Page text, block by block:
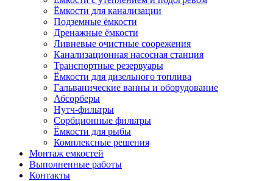
Ёмкости для канализации
Подземные ёмкости
Дренажные ёмкости
Ливневые очистные соорежения
Канализационная насосная станция
Транспортные резервуары
Ёмкости для дизельного топлива
Гальванические ванны и оборудование
Абсорберы
Нутч-фильтры
Сорбционные фильтры
Ёмкости для рыбы
Комплексные решения
Монтаж емкостей
Выполненные работы
Контакты